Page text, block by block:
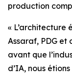
production
« L’architecture
Assaraf, PDG
avant que
d’IA, nous